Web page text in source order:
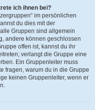
ich ihnen bei?
im persönlichen
du dies mit der
Gruppen sind allgemein
andere können geschlossen
offen ist, kannst du ihr
verlangt die Gruppe eine
Ein Gruppenleiter muss
fragen, warum du in die Gruppe
keinen Gruppenleiter, wenn er